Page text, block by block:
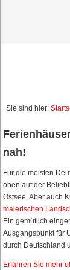
Sie sind hier:
nah!
Für die meisten
oben auf der
Ostsee. Aber auch
malerischen
Ein gemütlich
Ausgangspunkt für
durch Deutschland
Erfahren Sie mehr